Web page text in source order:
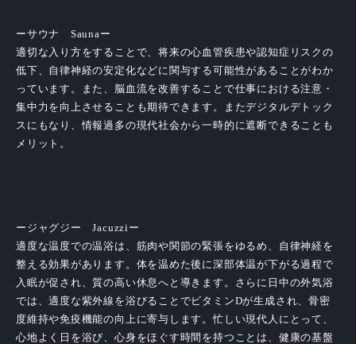
ーサウナ Saunaー
適切な入り方をすることで、将来の心血管疾患や認知症リスクの
低下、自律神経の安定化などに関与する可能性があることがわか
っています。また、脳血流を改善することで仕事における注意・
集中力を向上させることも期待できます。またデジタルデトック
スにもなり、情報過多の現代社会から一時的に遮断できることも
メリット。
ージャグジー Jacuzziー
適度な温度での温浴は、筋肉や関節の緊張をゆるめ、自律神経を
整える効果があります。体を温めた後に深部体温が下がる過程で
入眠が促され、質の高い休息へと導きます。さらに日中の外気浴
では、適度な紫外線を浴びることでビタミンDが生成され、骨密
度維持や免疫機能の向上に寄与します。忙しい現代人にとって、
心地よく日を浴び、心身をほぐす時間を持つことは、健康の基盤